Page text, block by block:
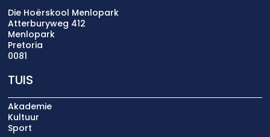
Die Hoërskool Menlopark
Atterburyweg 412
Menlopark
Pretoria
0081
TUIS
Akademie
Kultuur
Sport